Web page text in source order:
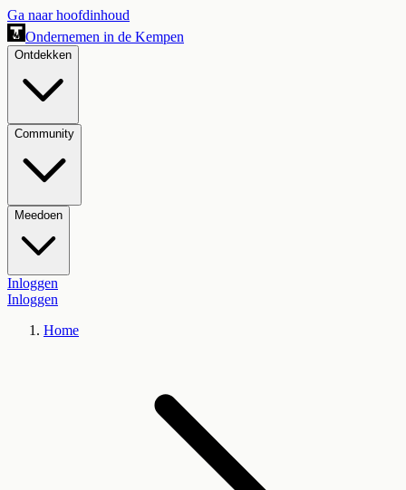
Ga naar hoofdinhoud
Ondernemen in de Kempen
Ontdekken
Community
Meedoen
Inloggen
Inloggen
Home